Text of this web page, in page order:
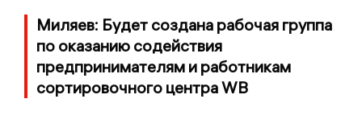
Миляев: Будет создана рабочая группа
по оказанию содействия
предпринимателям и работникам
сортировочного центра WB